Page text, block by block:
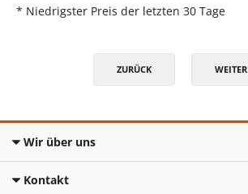
* Niedrigster Preis der letzten 30 Tage
ZURÜCK WEITER
Wir über uns
Kontakt